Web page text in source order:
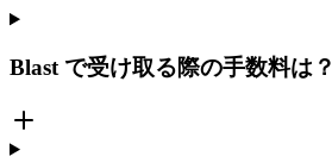
Blast で受け取る際の手数料は？